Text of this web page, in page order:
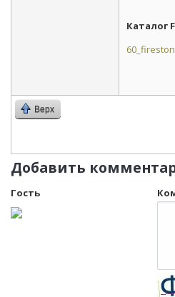
Каталог
Верх
Добавить
Гость